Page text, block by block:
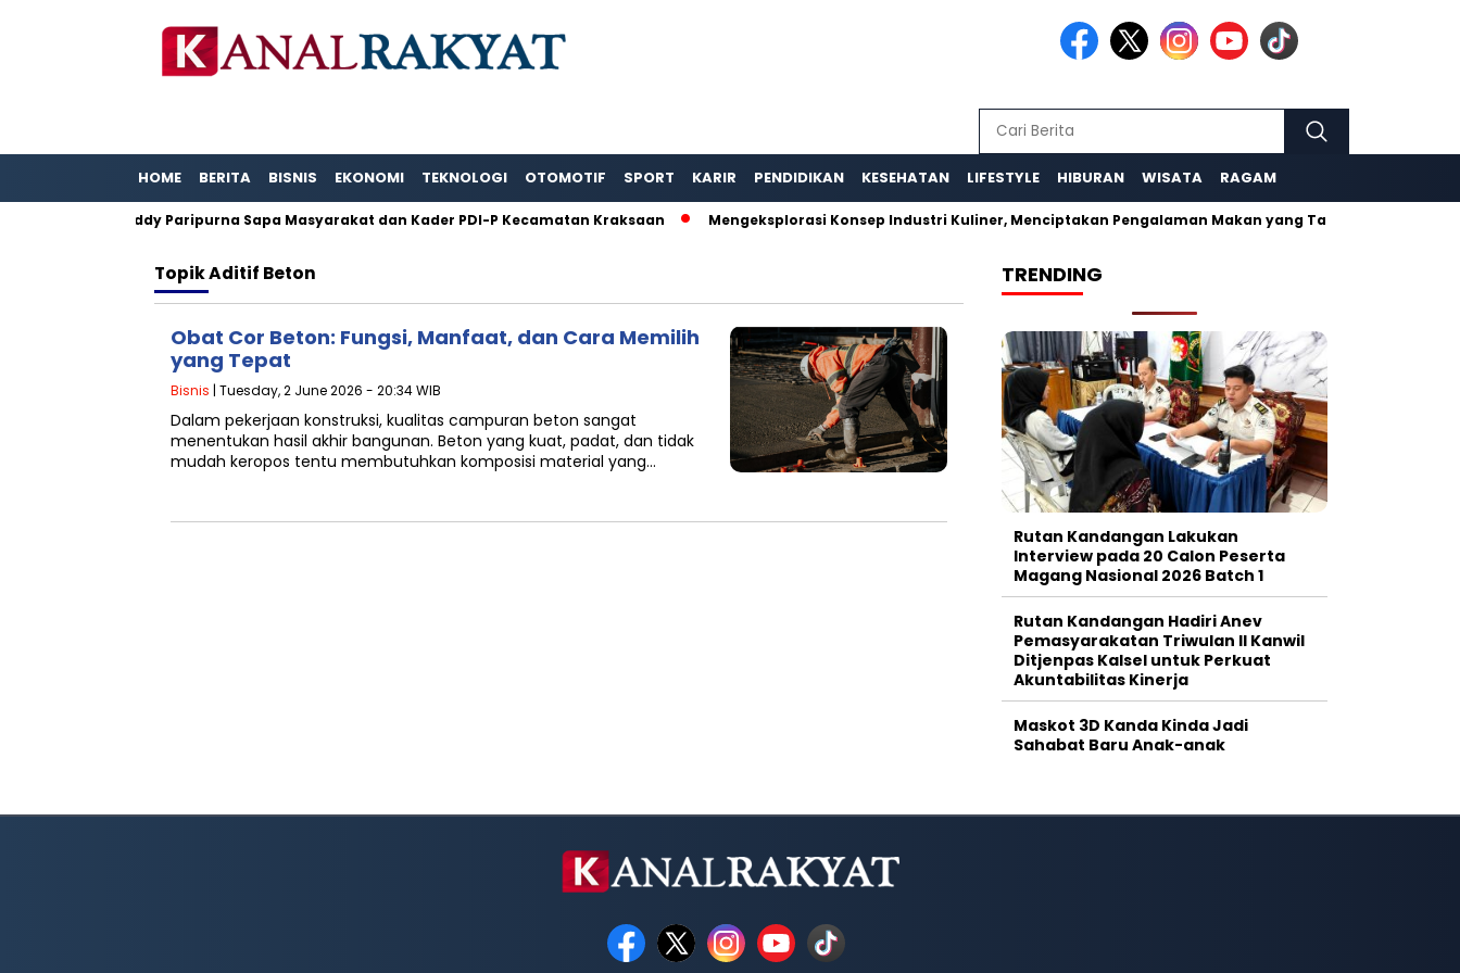
HOME BERITA BISNIS EKONOMI TEKNOLOGI OTOMOTIF SPORT KARIR PENDIDIKAN KESEHATAN LIFESTYLE HIBURAN WISATA RAGAM
H. Eddy Paripurna Sapa Masyarakat dan Kader PDI-P Kecamatan Kraksaan Mengeksplorasi Konsep Industri Kuliner, Menciptakan Pengalaman Makan yang Tak Terlupakan
TopikAditif Beton
Obat Cor Beton: Fungsi, Manfaat, dan Cara Memilih
yang Tepat
Bisnis | Tuesday, 2 June 2026 - 20:34 WIB
Dalam pekerjaan konstruksi, kualitas campuran beton sangat
menentukan hasil akhir bangunan. Beton yang kuat, padat, dan tidak
mudah keropos tentu membutuhkan komposisi material yang…
TRENDING
Rutan Kandangan Lakukan
Interview pada 20 Calon Peserta
Magang Nasional 2026 Batch 1
Rutan Kandangan Hadiri Anev
Pemasyarakatan Triwulan II Kanwil
Ditjenpas Kalsel untuk Perkuat
Akuntabilitas Kinerja
Maskot 3D Kanda Kinda Jadi
Sahabat Baru Anak-anak